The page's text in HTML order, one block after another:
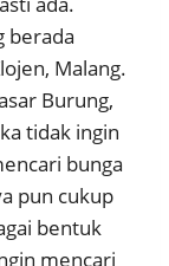
berada
Malang.
Burung,
tidak ingin
bunga
pun cukup
bentuk
mencari